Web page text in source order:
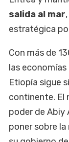
salida al mar
estratégica
Con más de
las
Etiopía sigue
continente. El
poder de Abiy
poner sobre